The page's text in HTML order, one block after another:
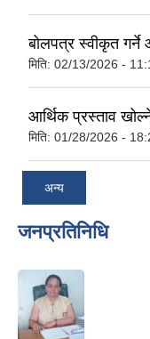
बोलपत्र स्वीकृत
मिति: 02/13/2026 -
आर्थिक प्रस्ताव
मिति: 01/28/2026 -
अन्य
जनप्रतिनिधि